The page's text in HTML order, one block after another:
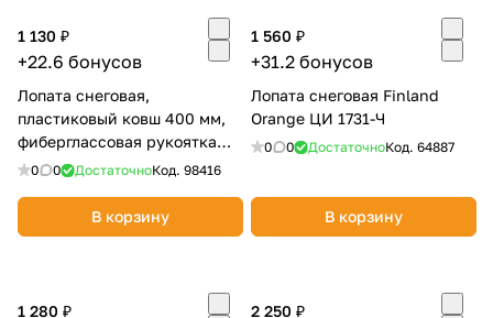
1 130 ₽
+22.6 бонусов
Лопата снеговая,
пластиковый ковш 400 мм,
фиберглассовая рукоятка
GRINDA FIBER-400 39941
0 0 ДостаточноКод. 98416
В корзину
1 560 ₽
+31.2 бонусов
Лопата снеговая Finland
Orange ЦИ 1731-Ч
0 0 ДостаточноКод. 64887
В корзину
1 280 ₽ 2 250 ₽
Добавляйте товары
в корзину
Оплачивайте сегодня только
25
% картой любого банка
Получайте товар